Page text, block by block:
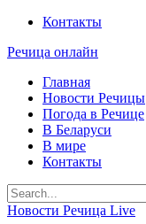
Контакты
Речица онлайн
Главная
Новости Речицы
Погода в Речице
В Беларуси
В мире
Контакты
Новости Речица Live